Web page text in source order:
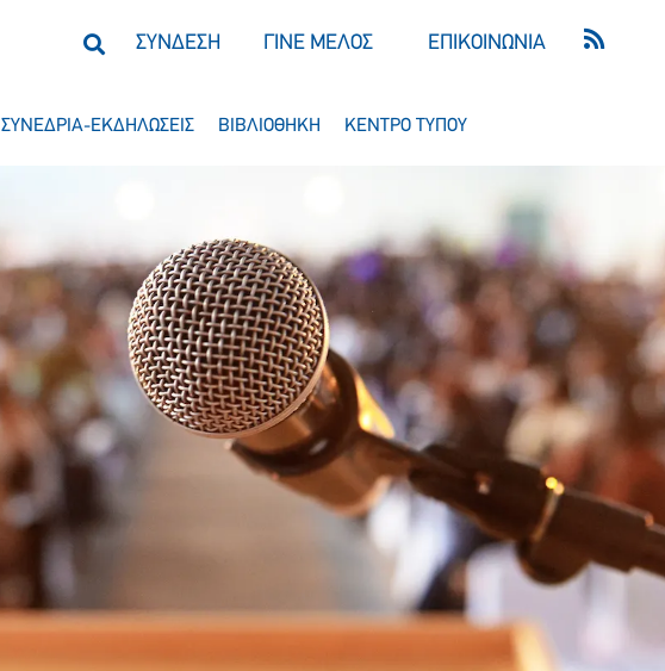
ΣΥΝΔΕΣΗ ΓΙΝΕ ΜΕΛΟΣ ΕΠΙΚΟΙΝΩΝΙΑ
ΣΥΝΕΔΡΙΑ-ΕΚΔΗΛΩΣΕΙΣ ΒΙΒΛΙΟΘΗΚΗ ΚΕΝΤΡΟ ΤΥΠΟΥ